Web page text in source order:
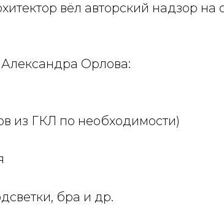
вёл авторский надзор на
Орлова:
из ГКЛ по необходимости)
бра и др.